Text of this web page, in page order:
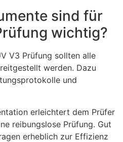
sind für
wichtig?
V3 Prüfung sollten alle
werden. Dazu
und
erleichtert dem Prüfer
reibungslose Prüfung. Gut
erheblich zur Effizienz